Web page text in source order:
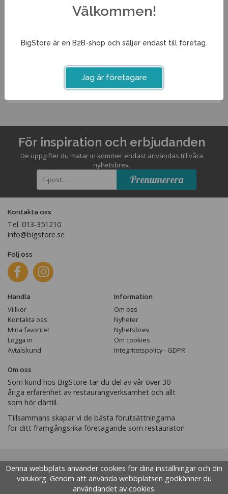
24cm
Artikelnummer:
För inspiration och erbjudanden
De uppgifter du matar in kommer endast användas till våra
nyhetsbrev.
Prenumerera
Kontakta oss
Tel. 013-351210
info@bigstore.se
Följ oss
Handla
Villkor
Kontakta oss
Mina favoriter
Logga in
Avtalskund
Information
Om oss
Nyheter
Nyhetsbrev
Om cookies
Integritetspolicy - GDPR
Om oss
Som kund hos BigStore tar du del av vår över 30-
åriga erfarenhet av restaurangverksamhet och allt
som hör därtill.
Tillsammans skapar vi de bästa förutsättningarna
för ditt framgångsrika företagande som restauratör!
Denna webbplats använder cookies för dina inställningar och din
varukorg. Genom att använda webbplatsen godkänner du
användandet av cookies.
Välkommen!
BigStore är en B2B-shop och säljer endast till företag.
Jag är företagare